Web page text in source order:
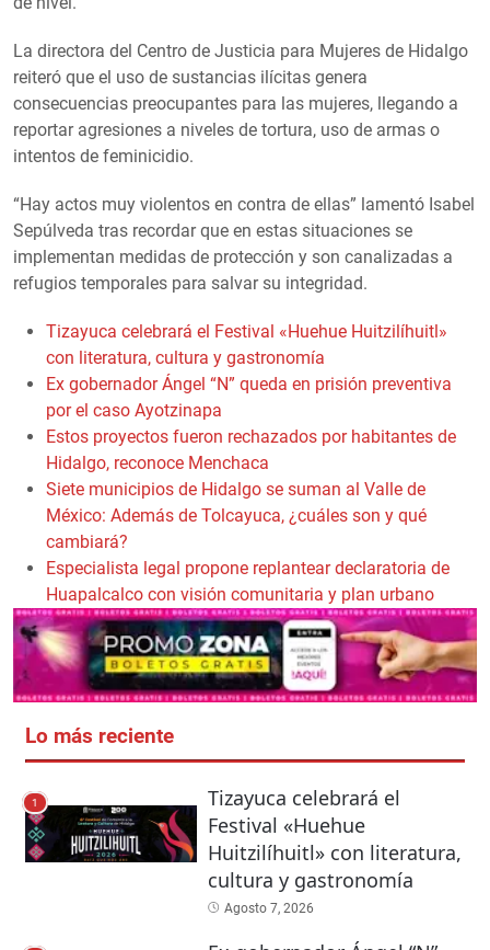
La directora del Centro de Justicia para Mujeres de Hidalgo
reiteró que el uso de sustancias ilícitas genera
consecuencias preocupantes para las mujeres, llegando a
reportar agresiones a niveles de tortura, uso de armas o
intentos de feminicidio.
“Hay actos muy violentos en contra de ellas” lamentó Isabel
Sepúlveda tras recordar que en estas situaciones se
implementan medidas de protección y son canalizadas a
refugios temporales para salvar su integridad.
Tizayuca celebrará el Festival «Huehue Huitzilíhuitl»
con literatura, cultura y gastronomía
Ex gobernador Ángel “N” queda en prisión preventiva
por el caso Ayotzinapa
Estos proyectos fueron rechazados por habitantes de
Hidalgo, reconoce Menchaca
Siete municipios de Hidalgo se suman al Valle de
México: Además de Tolcayuca, ¿cuáles son y qué
cambiará?
Especialista legal propone replantear declaratoria de
Huapalcalco con visión comunitaria y plan urbano
Lo más reciente
1
Tizayuca celebrará el
Festival «Huehue
Huitzilíhuitl» con literatura,
cultura y gastronomía
Agosto 7, 2026